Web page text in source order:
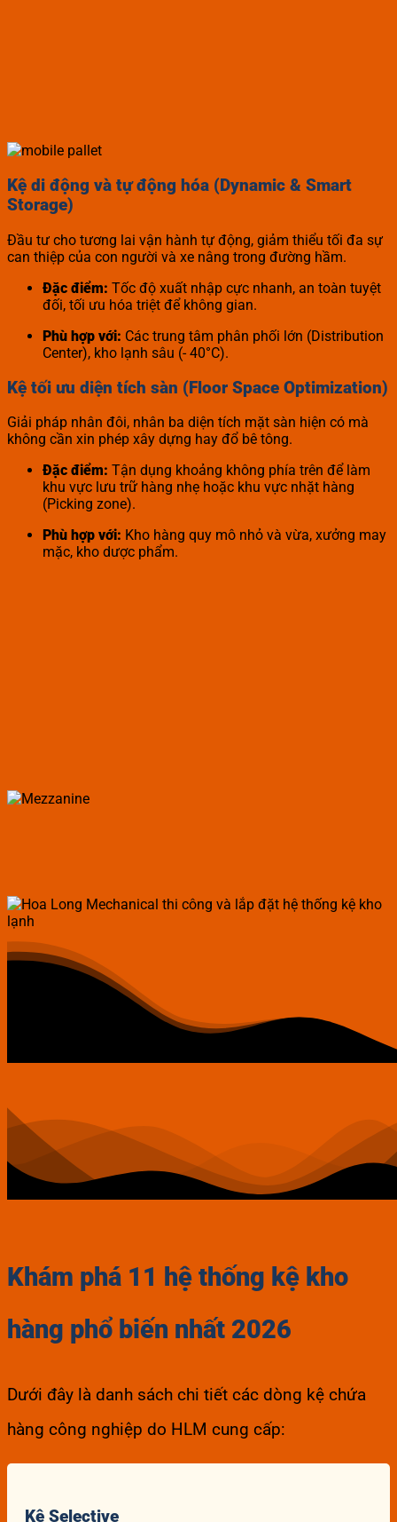
Kệ di động và tự động hóa (Dynamic & Smart
Storage)
Đầu tư cho tương lai vận hành tự động, giảm thiểu tối đa sự
can thiệp của con người và xe nâng trong đường hầm.
Đặc điểm: Tốc độ xuất nhập cực nhanh, an toàn tuyệt
đối, tối ưu hóa triệt để không gian.
Phù hợp với: Các trung tâm phân phối lớn (Distribution
Center), kho lạnh sâu (- 40°C).
Kệ tối ưu diện tích sàn (Floor Space Optimization)
Giải pháp nhân đôi, nhân ba diện tích mặt sàn hiện có mà
không cần xin phép xây dựng hay đổ bê tông.
Đặc điểm: Tận dụng khoảng không phía trên để làm
khu vực lưu trữ hàng nhẹ hoặc khu vực nhặt hàng
(Picking zone).
Phù hợp với: Kho hàng quy mô nhỏ và vừa, xưởng may
mặc, kho dược phẩm.
Khám phá 11 hệ thống kệ kho
hàng phổ biến nhất 2026
Dưới đây là danh sách chi tiết các dòng kệ chứa
hàng công nghiệp do HLM cung cấp:
Kệ Selective